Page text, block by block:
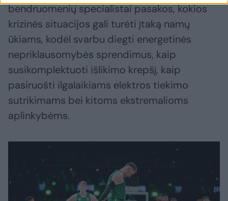
bendruomenių specialistai pasakos, kokios
krizinės situacijos gali turėti įtaką namų
ūkiams, kodėl svarbu diegti energetinės
nepriklausomybės sprendimus, kaip
susikomplektuoti išlikimo krepšį, kaip
pasiruošti ilgalaikiams elektros tiekimo
sutrikimams bei kitoms ekstremalioms
aplinkybėms.